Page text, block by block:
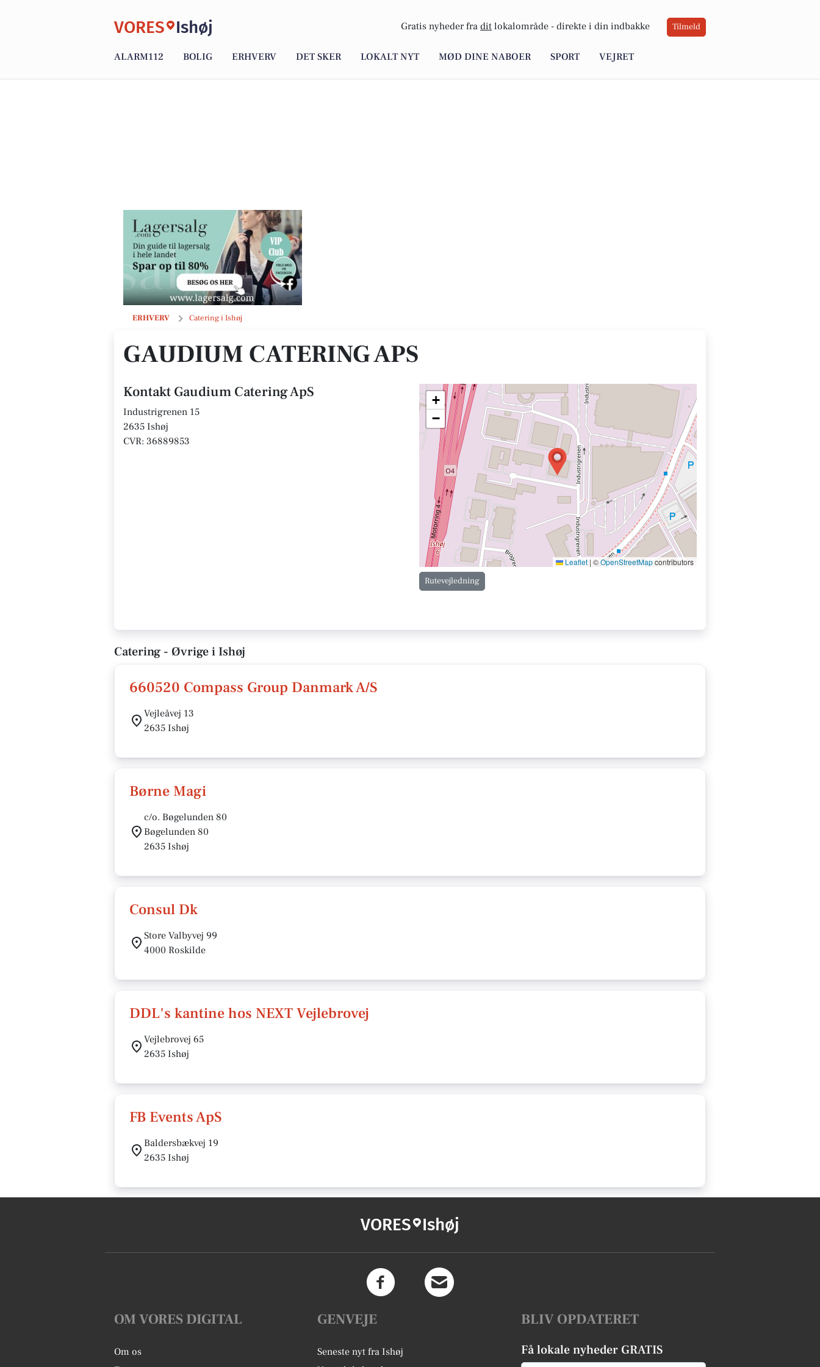
VORES Ishøj Gratis nyheder fra dit lokalområde - direkte i din indbakke Tilmeld
ALARM112 BOLIG ERHVERV DET SKER LOKALT NYT MØD DINE NABOER SPORT VEJRET
ERHVERV Catering i Ishøj
Gaudium Catering ApS
GAUDIUM CATERING APS
Kontakt Gaudium Catering ApS
Industrigrenen 15
2635 Ishøj
CVR: 36889853
+
−
Leaflet | ©OpenStreetMapcontributors
Rutevejledning
Catering - Øvrige i Ishøj
660520 Compass Group Danmark A/S
Vejleåvej 13
2635 Ishøj
Børne Magi
c/o. Bøgelunden 80
Bøgelunden 80
2635 Ishøj
Consul Dk
Store Valbyvej 99
4000 Roskilde
DDL's kantine hos NEXT Vejlebrovej
Vejlebrovej 65
2635 Ishøj
FB Events ApS
Baldersbækvej 19
2635 Ishøj
VORES Ishøj
OM VORES DIGITAL
Om os
GENVEJE
Seneste nyt fra Ishøj
BLIV OPDATERET
Få lokale nyheder GRATIS